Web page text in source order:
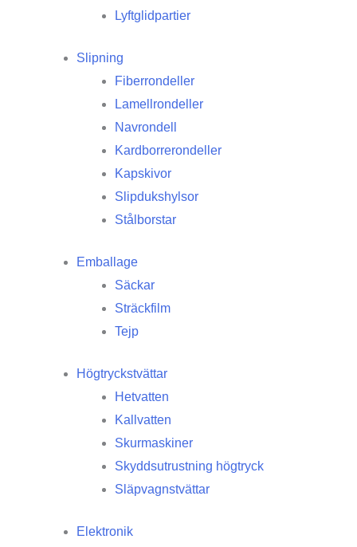
Lyftglidpartier
Slipning
Fiberrondeller
Lamellrondeller
Navrondell
Kardborrerondeller
Kapskivor
Slipdukshylsor
Stålborstar
Emballage
Säckar
Sträckfilm
Tejp
Högtryckstvättar
Hetvatten
Kallvatten
Skurmaskiner
Skyddsutrustning högtryck
Släpvagnstvättar
Elektronik